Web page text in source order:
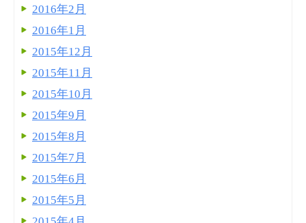
2016年2月
2016年1月
2015年12月
2015年11月
2015年10月
2015年9月
2015年8月
2015年7月
2015年6月
2015年5月